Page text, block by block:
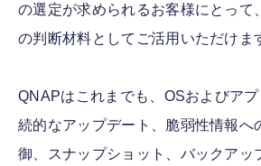
の選定が求められるお客様にとって
の判断材料としてご活用いただけま
QNAPはこれまでも、OSおよびア
続的なアップデート、脆弱性情報へ
御、スナップショット、バックアッ